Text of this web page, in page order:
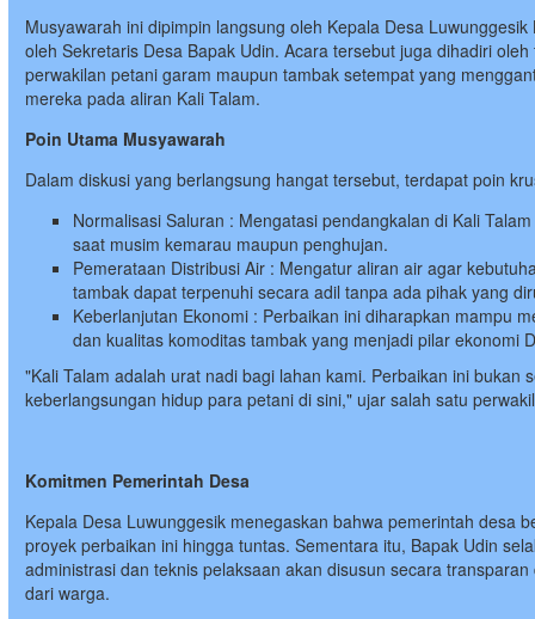
Musyawarah ini dipimpin langsung oleh Kepala Desa
oleh Sekretaris Desa Bapak Udin. Acara tersebut juga dihadiri
perwakilan petani garam maupun tambak setempat yang
mereka pada aliran Kali Talam.
Poin Utama Musyawarah
Dalam diskusi yang berlangsung hangat tersebut, terdapat poin
Normalisasi Saluran : Mengatasi pendangkalan di Kali
saat musim kemarau maupun penghujan.
Pemerataan Distribusi Air : Mengatur aliran air agar
tambak dapat terpenuhi secara adil tanpa ada pihak yang
Keberlanjutan Ekonomi : Perbaikan ini diharapkan mampu
dan kualitas komoditas tambak yang menjadi pilar ekonomi
"Kali Talam adalah urat nadi bagi lahan kami. Perbaikan ini bukan
keberlangsungan hidup para petani di sini," ujar salah satu
Komitmen Pemerintah Desa
Kepala Desa Luwunggesik menegaskan bahwa pemerintah desa
proyek perbaikan ini hingga tuntas. Sementara itu, Bapak Udin
administrasi dan teknis pelaksaan akan disusun secara
dari warga.